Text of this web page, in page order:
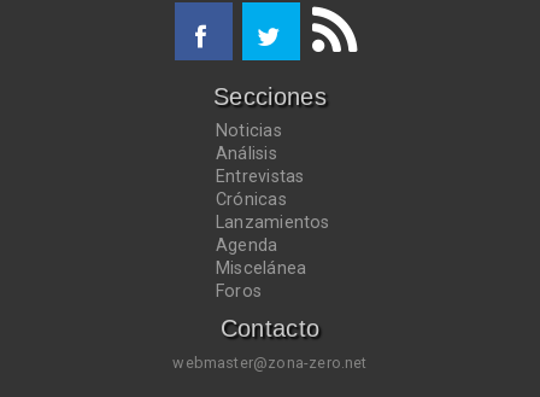
Secciones
Noticias
Análisis
Entrevistas
Crónicas
Lanzamientos
Agenda
Miscelánea
Foros
Contacto
webmaster@zona-zero.net